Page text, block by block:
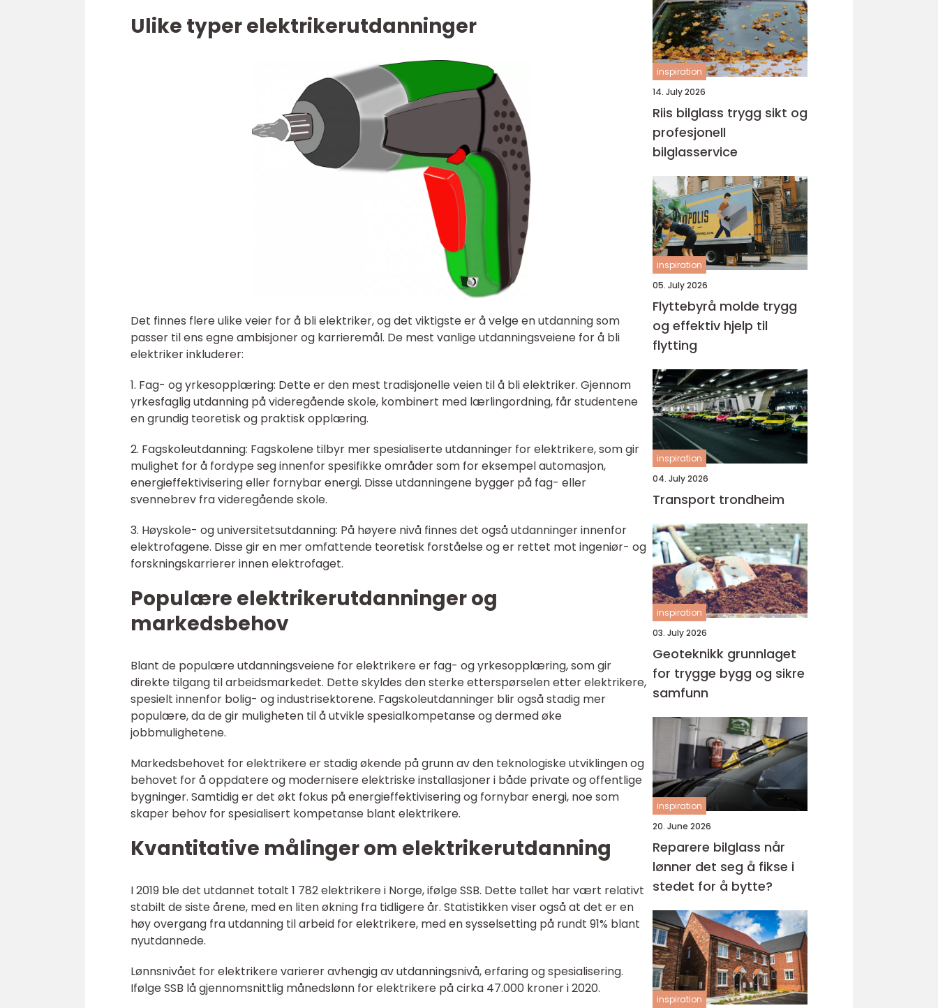
Ulike typer elektrikerutdanninger
Det finnes flere ulike veier for å bli elektriker, og det viktigste er å velge en utdanning som
passer til ens egne ambisjoner og karrieremål. De mest vanlige utdanningsveiene for å bli
elektriker inkluderer:
1. Fag- og yrkesopplæring: Dette er den mest tradisjonelle veien til å bli elektriker. Gjennom
yrkesfaglig utdanning på videregående skole, kombinert med lærlingordning, får studentene
en grundig teoretisk og praktisk opplæring.
2. Fagskoleutdanning: Fagskolene tilbyr mer spesialiserte utdanninger for elektrikere, som gir
mulighet for å fordype seg innenfor spesifikke områder som for eksempel automasjon,
energieffektivisering eller fornybar energi. Disse utdanningene bygger på fag- eller
svennebrev fra videregående skole.
3. Høyskole- og universitetsutdanning: På høyere nivå finnes det også utdanninger innenfor
elektrofagene. Disse gir en mer omfattende teoretisk forståelse og er rettet mot ingeniør- og
forskningskarrierer innen elektrofaget.
Populære elektrikerutdanninger og
markedsbehov
Blant de populære utdanningsveiene for elektrikere er fag- og yrkesopplæring, som gir
direkte tilgang til arbeidsmarkedet. Dette skyldes den sterke etterspørselen etter elektrikere,
spesielt innenfor bolig- og industrisektorene. Fagskoleutdanninger blir også stadig mer
populære, da de gir muligheten til å utvikle spesialkompetanse og dermed øke
jobbmulighetene.
Markedsbehovet for elektrikere er stadig økende på grunn av den teknologiske utviklingen og
behovet for å oppdatere og modernisere elektriske installasjoner i både private og offentlige
bygninger. Samtidig er det økt fokus på energieffektivisering og fornybar energi, noe som
skaper behov for spesialisert kompetanse blant elektrikere.
Kvantitative målinger om elektrikerutdanning
I 2019 ble det utdannet totalt 1 782 elektrikere i Norge, ifølge SSB. Dette tallet har vært relativt
stabilt de siste årene, med en liten økning fra tidligere år. Statistikken viser også at det er en
høy overgang fra utdanning til arbeid for elektrikere, med en sysselsetting på rundt 91% blant
nyutdannede.
Lønnsnivået for elektrikere varierer avhengig av utdanningsnivå, erfaring og spesialisering.
Ifølge SSB lå gjennomsnittlig månedslønn for elektrikere på cirka 47.000 kroner i 2020.
inspiration
14. July 2026
Riis bilglass trygg sikt og
profesjonell
bilglasservice
inspiration
05. July 2026
Flyttebyrå molde trygg
og effektiv hjelp til
flytting
inspiration
04. July 2026
Transport trondheim
inspiration
03. July 2026
Geoteknikk grunnlaget
for trygge bygg og sikre
samfunn
inspiration
20. June 2026
Reparere bilglass når
lønner det seg å fikse i
stedet for å bytte?
inspiration